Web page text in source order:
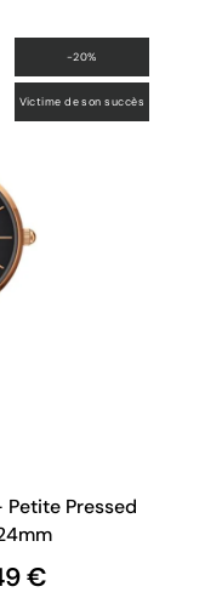
-20%
Victime de son succès
Pressed
€